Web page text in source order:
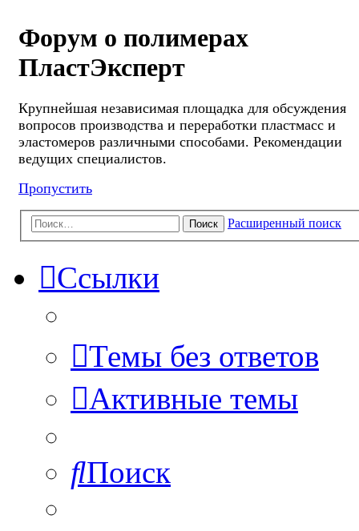
Форум о полимерах
ПластЭксперт
Крупнейшая независимая площадка для обсуждения
вопросов производства и переработки пластмасс и
эластомеров различными способами. Рекомендации
ведущих специалистов.
Пропустить
Поиск Расширенный поиск
Ссылки
Темы без ответов
Активные темы
Поиск